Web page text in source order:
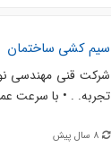
سیم کشی ساختمان
شرکت قنی مهندسی
تجربه. . • با سرعت
8 سال پیش